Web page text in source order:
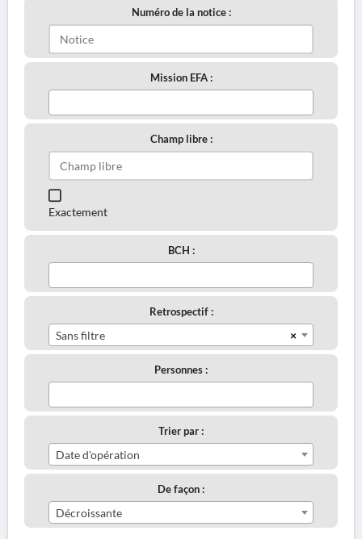
Numéro de la notice :
Mission EFA :
Champ libre :
Exactement
BCH :
Retrospectif :
×
Sans filtre
Personnes :
Trier par :
Date d'opération
De façon :
Décroissante